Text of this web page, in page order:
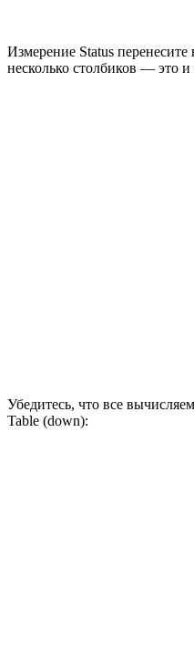
Измерение Status
несколько столбиков — это
Убедитесь, что все
Table (down):